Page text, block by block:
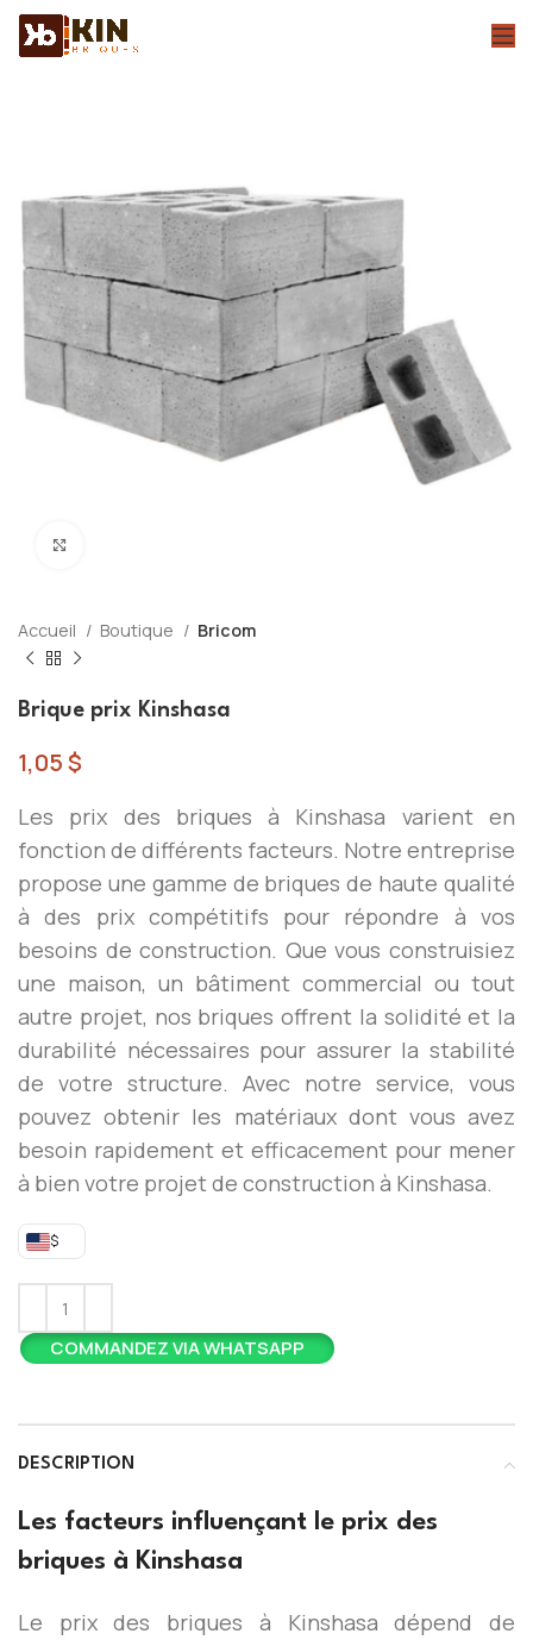
Accueil Boutique Bricom
Brique prix Kinshasa
1,05$
Les prix des briques à Kinshasa varient en
fonction de différents facteurs. Notre entreprise
propose une gamme de briques de haute qualité
à des prix compétitifs pour répondre à vos
besoins de construction. Que vous construisiez
une maison, un bâtiment commercial ou tout
autre projet, nos briques offrent la solidité et la
durabilité nécessaires pour assurer la stabilité
de votre structure. Avec notre service, vous
pouvez obtenir les matériaux dont vous avez
besoin rapidement et efficacement pour mener
à bien votre projet de construction à Kinshasa.
$
COMMANDEZ VIA WHATSAPP
DESCRIPTION
Les facteurs influençant le prix des
briques à Kinshasa
Le prix des briques à Kinshasa dépend de